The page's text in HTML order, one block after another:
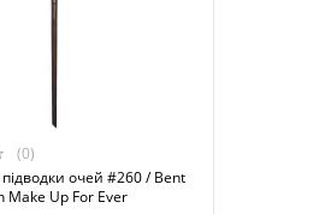
(0)
очей #260 / Bent
Make Up For Ever